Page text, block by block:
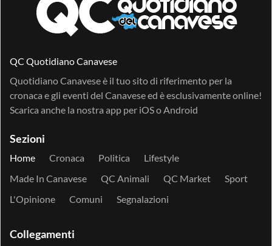
QC Quotidiano Canavese
Quotidiano Canavese è il tuo sito di riferimento per la
cronaca e gli eventi del Canavese ed è esclusivamente online!
Scarica anche la nostra app per iOSo Android
Sezioni
Home Cronaca Politica
Lifestyle
Made In Canavese
QC Animali QC Market
Sport
L'Opinione
Comuni Segnalazioni
Collegamenti